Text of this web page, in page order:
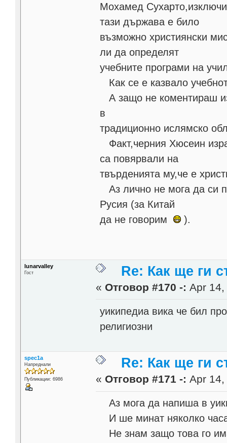
Мохамед
тази държава е било
възможно християнски
ли да определят
учебните програми на
Как се е казвало
А защо не коментираш
в
традиционно ислямско
Факт,черния Хюсеин
са повярвали на
твърденията му,че е
Аз лично не мога да си
Русия (за Китай
да не говорим
).
lunarvalley
Гост Re: Как ще ги
« Отговор #170 -: Apr
уикипедиа вика че бил
религиозни
spec1a
Напреднали
Публикации: 6986
Re: Как ще ги
« Отговор #171 -: Apr
Аз мога да напиша в
И ше минат няколко
Не знам защо това го